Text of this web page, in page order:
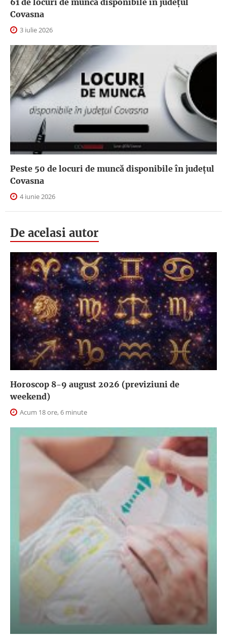
61 de locuri de muncă disponibile în județul
Covasna
3 iulie 2026
Peste 50 de locuri de muncă disponibile în județul
Covasna
4 iunie 2026
De acelasi autor
Horoscop 8-9 august 2026 (previziuni de
weekend)
Acum 18 ore, 6 minute